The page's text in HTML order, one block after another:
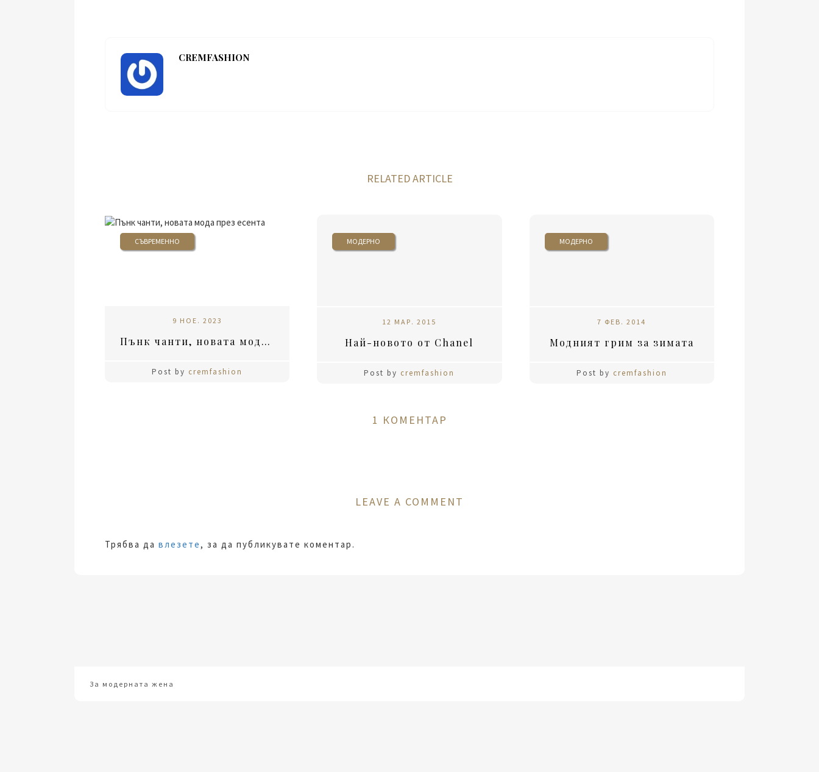
CREMFASHION
RELATED ARTICLE
СЪВРЕМЕННО
9 НОЕ. 2023
Пънк чанти, новата мода през есента
Post by cremfashion
МОДЕРНО
12 МАР. 2015
Най-новото от Chanel
Post by cremfashion
МОДЕРНО
7 ФЕВ. 2014
Модният грим за зимата
Post by cremfashion
1 КОМЕНТАР
LEAVE A COMMENT
Трябва да влезете , за да публикувате коментар.
За модерната жена